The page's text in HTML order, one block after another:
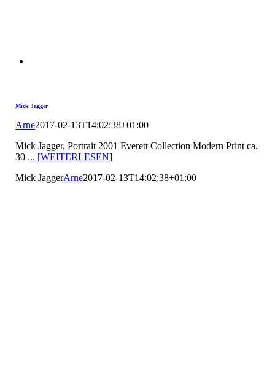
Mick Jagger
Arne2017-02-13T14:02:38+01:00
Mick Jagger, Portrait 2001 Everett Collection Modern Print ca.
30 ... [WEITERLESEN]
Mick JaggerArne2017-02-13T14:02:38+01:00